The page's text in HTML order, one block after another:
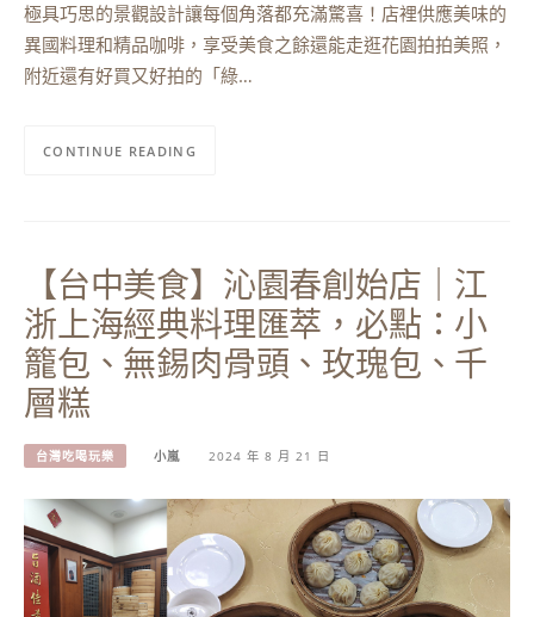
極具巧思的景觀設計讓每個角落都充滿驚喜！店裡供應美味的
異國料理和精品咖啡，享受美食之餘還能走逛花園拍拍美照，
附近還有好買又好拍的「綠…
CONTINUE READING
【台中美食】沁園春創始店｜江
浙上海經典料理匯萃，必點：小
籠包、無錫肉骨頭、玫瑰包、千
層糕
台灣吃喝玩樂 小嵐 2024 年 8 月 21 日